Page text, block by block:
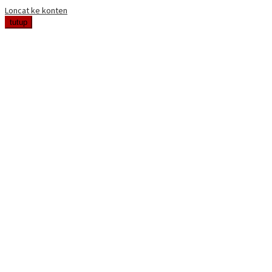
Loncat ke konten
tutup